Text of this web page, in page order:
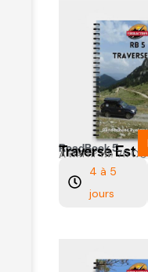
RoadBook 5
Traverse Est
À partir de
4 à 5
jours